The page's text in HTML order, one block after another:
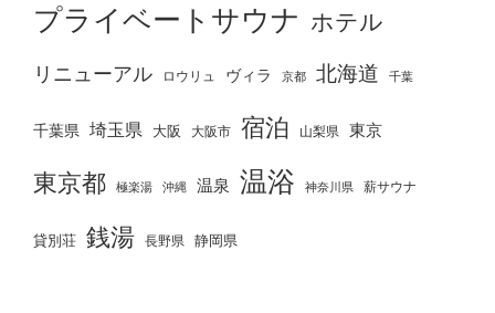
プライベートサウナ ホテル
リニューアル ロウリュ ヴィラ 京都 北海道 千葉
千葉県 埼玉県 大阪 大阪市 宿泊 山梨県 東京
東京都 極楽湯 沖縄 温泉 温浴 神奈川県 薪サウナ
貸別荘 銭湯 長野県 静岡県